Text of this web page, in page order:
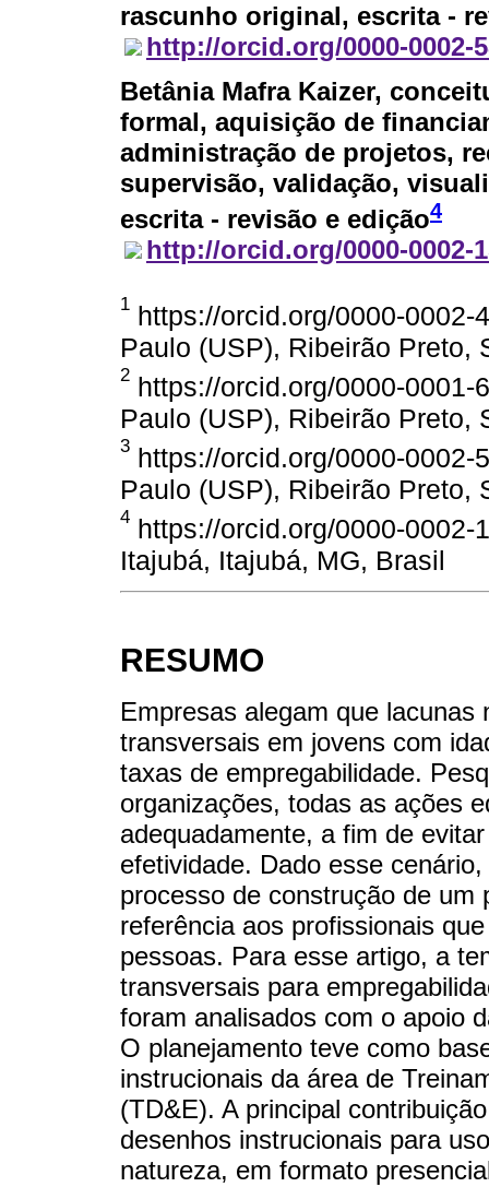
rascunho original, escrita -
http://orcid.org/0000-0002-
Betânia Mafra Kaizer,
formal, aquisição de
administração de projetos,
supervisão, validação,
escrita - revisão e edição4
http://orcid.org/0000-0002-
1 https://orcid.org/0000-
Paulo (USP), Ribeirão Preto,
2 https://orcid.org/0000-
Paulo (USP), Ribeirão Preto,
3 https://orcid.org/0000-
Paulo (USP), Ribeirão Preto,
4 https://orcid.org/0000-
Itajubá, Itajubá, MG, Brasil
RESUMO
Empresas alegam que
transversais em jovens com
taxas de empregabilidade.
organizações, todas as ações
adequadamente, a fim de
efetividade. Dado esse
processo de construção de um
referência aos profissionais
pessoas. Para esse artigo, a
transversais para
foram analisados com o apoio
O planejamento teve como
instrucionais da área de
(TD&E). A principal
desenhos instrucionais para
natureza, em formato